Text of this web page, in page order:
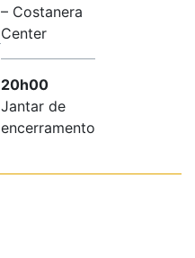
– Costanera
Center
20h00
Jantar de
encerramento